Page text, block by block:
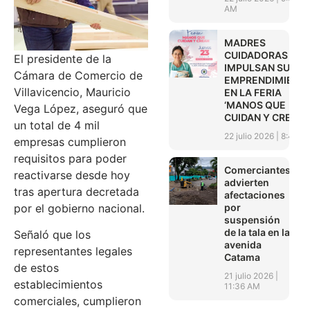
El presidente de la
Cámara de Comercio de
Villavicencio, Mauricio
Vega López, aseguró que
un total de 4 mil
empresas cumplieron
requisitos para poder
reactivarse desde hoy
tras apertura decretada
por el gobierno nacional.
Señaló que los
representantes legales
de estos
establecimientos
comerciales, cumplieron
AM
MADRES
CUIDADORAS
IMPULSAN SUS
EN LA FERIA
‘MANOS QUE
CUIDAN Y CREAN’
22 julio 2026 8:45
Comerciantes
advierten
afectaciones
por
suspensión
de la tala en la
avenida
Catama
21 julio 2026
11:36 AM